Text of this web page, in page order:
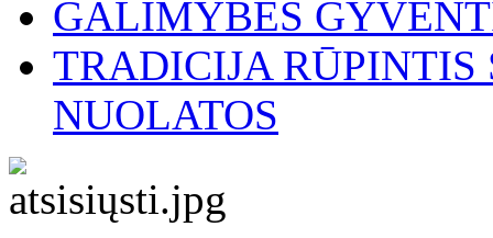
GALIMYBĖS
TRADICIJA
NUOLATOS